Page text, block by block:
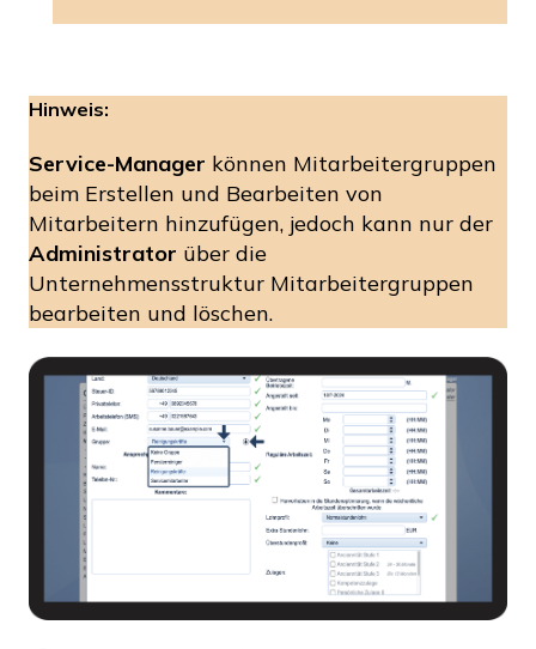
Hinweis:
Service-Manager können Mitarbeitergruppen
beim Erstellen und Bearbeiten von
Mitarbeitern hinzufügen, jedoch kann nur der
Administrator über die
Unternehmensstruktur Mitarbeitergruppen
bearbeiten und löschen.